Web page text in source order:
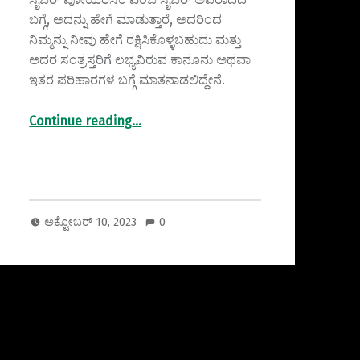
ಬಗ್ಗೆ, ಅದನ್ನು ಹೇಗೆ ಮಾಡುತ್ತಾರೆ, ಅದರಿಂದ
ನಿಮ್ಮನ್ನು ನೀವು ಹೇಗೆ ರಕ್ಷಿಸಿಕೊಳ್ಳಬಹುದು ಮತ್ತು
ಅದರ ಸಂತ್ರಸ್ತರಿಗೆ ಲಭ್ಯವಿರುವ ಕಾನೂನು ಅಥವಾ
ಇತರ ಪರಿಹಾರಗಳ ಬಗ್ಗೆ ಮಾತನಾಡಲಿದ್ದೇನೆ.
Continue reading“ಸೈಬರ್ ವೋಯರಿಸಂ ಕ್ರೈಮ್: ನೀವು ತಿಳಿಯಲೇಬೇಕಾದ ವಿಷಯ”
…
ಅಕ್ಟೋಬರ್ 10, 2023 0